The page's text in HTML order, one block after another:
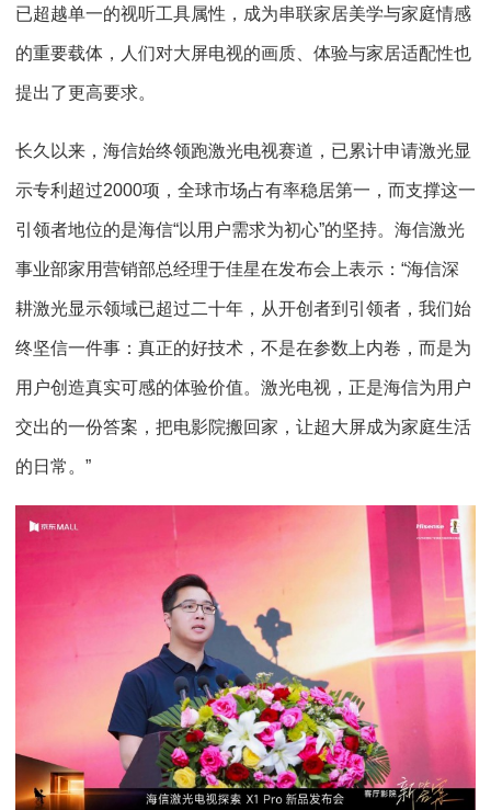
已超越单一的视听工具属性，成为串联家居美学与家庭情感
的重要载体，人们对大屏电视的画质、体验与家居适配性也
提出了更高要求。
长久以来，海信始终领跑激光电视赛道，已累计申请激光显
示专利超过2000项，全球市场占有率稳居第一，而支撑这一
引领者地位的是海信“以用户需求为初心”的坚持。海信激光
事业部家用营销部总经理于佳星在发布会上表示：“海信深
耕激光显示领域已超过二十年，从开创者到引领者，我们始
终坚信一件事：真正的好技术，不是在参数上内卷，而是为
用户创造真实可感的体验价值。激光电视，正是海信为用户
交出的一份答案，把电影院搬回家，让超大屏成为家庭生活
的日常。”